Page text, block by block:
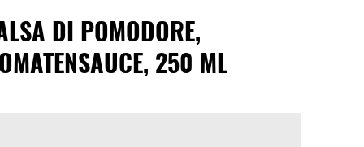
DI POMODORE,
250 ML